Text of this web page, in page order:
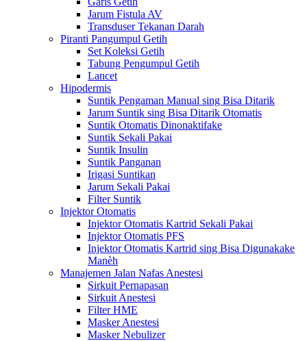
Jarum Fistula AV
Transduser Tekanan Darah
Piranti Pangumpul Getih
Set Koleksi Getih
Tabung Pengumpul Getih
Lancet
Hipodermis
Suntik Pengaman Manual sing Bisa Ditarik
Jarum Suntik sing Bisa Ditarik Otomatis
Suntik Otomatis Dinonaktifake
Suntik Sekali Pakai
Suntik Insulin
Suntik Panganan
Irigasi Suntikan
Jarum Sekali Pakai
Filter Suntik
Injektor Otomatis
Injektor Otomatis Kartrid Sekali Pakai
Injektor Otomatis PFS
Injektor Otomatis Kartrid sing Bisa Digunakake
Manèh
Manajemen Jalan Nafas Anestesi
Sirkuit Pernapasan
Sirkuit Anestesi
Filter HME
Masker Anestesi
Masker Nebulizer